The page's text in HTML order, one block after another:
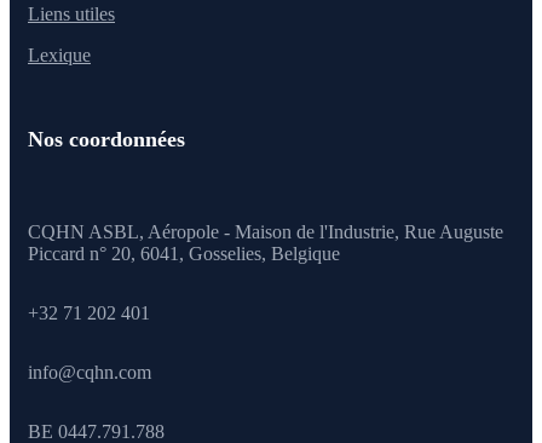
Liens utiles
Lexique
Nos coordonnées
CQHN ASBL, Aéropole - Maison de l'Industrie, Rue Auguste
Piccard n° 20, 6041, Gosselies, Belgique
+32 71 202 401
info@cqhn.com
BE 0447.791.788